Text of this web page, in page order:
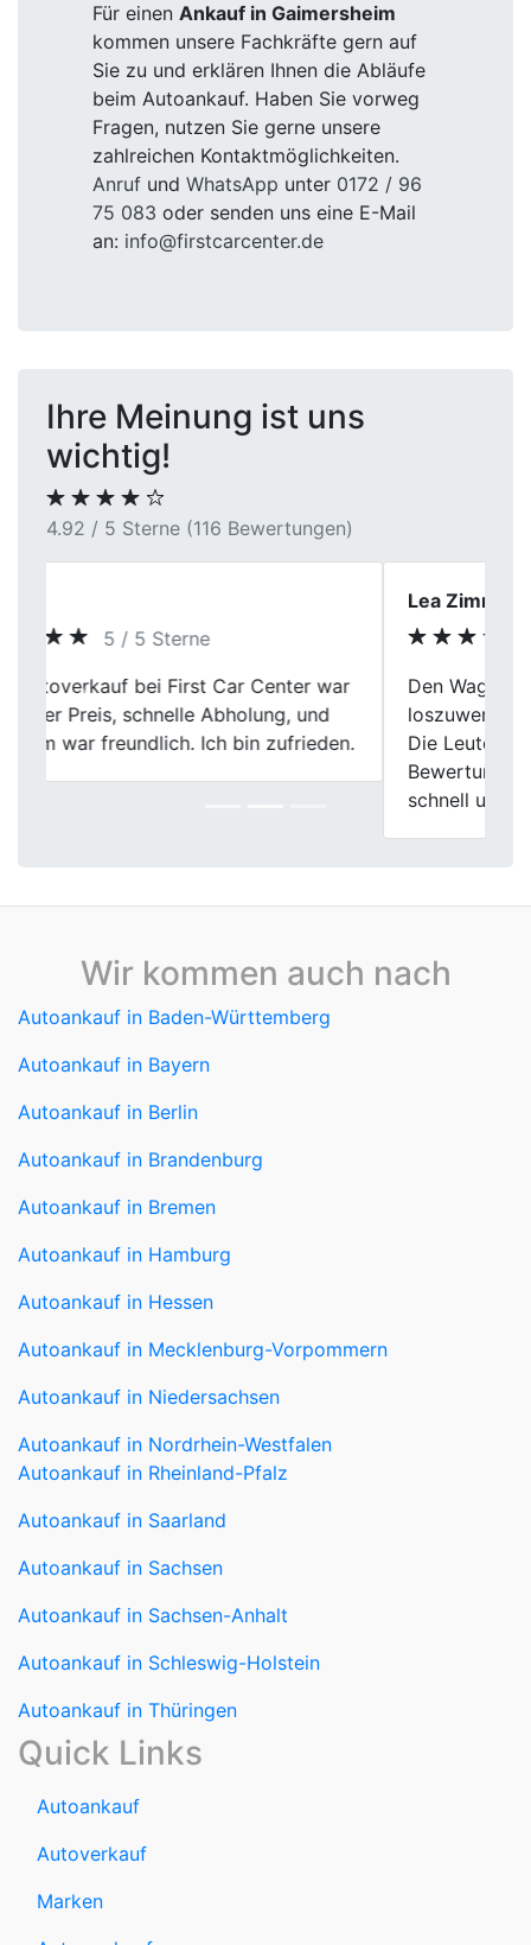
Für einen Ankauf in Gaimersheim
kommen unsere Fachkräfte gern auf
Sie zu und erklären Ihnen die Abläufe
beim Autoankauf. Haben Sie vorweg
Fragen, nutzen Sie gerne unsere
zahlreichen Kontaktmöglichkeiten.
Anruf und WhatsApp unter 0172 / 96
75 083 oder senden uns eine E-Mail
an: info@firstcarcenter.de
Ihre Meinung ist uns
wichtig!
4.92 / 5 Sterne (116 Bewertungen)
5 / 5 Sterne
Den Wagen bei First Car Center in Werne
loszuwerden war eine gute Entscheidung.
Die Leute dort waren mega nett und die
Bewertung war echt gerecht. Alles ging
schnell und unkompliziert über die Bühne.
Previous Next
Wir kommen auch nach
Autoankauf in Baden-Württemberg
Autoankauf in Bayern
Autoankauf in Berlin
Autoankauf in Brandenburg
Autoankauf in Bremen
Autoankauf in Hamburg
Autoankauf in Hessen
Autoankauf in Mecklenburg-Vorpommern
Autoankauf in Niedersachsen
Autoankauf in Nordrhein-Westfalen
Autoankauf in Rheinland-Pfalz
Autoankauf in Saarland
Autoankauf in Sachsen
Autoankauf in Sachsen-Anhalt
Autoankauf in Schleswig-Holstein
Autoankauf in Thüringen
Quick Links
Autoankauf
Autoverkauf
Marken